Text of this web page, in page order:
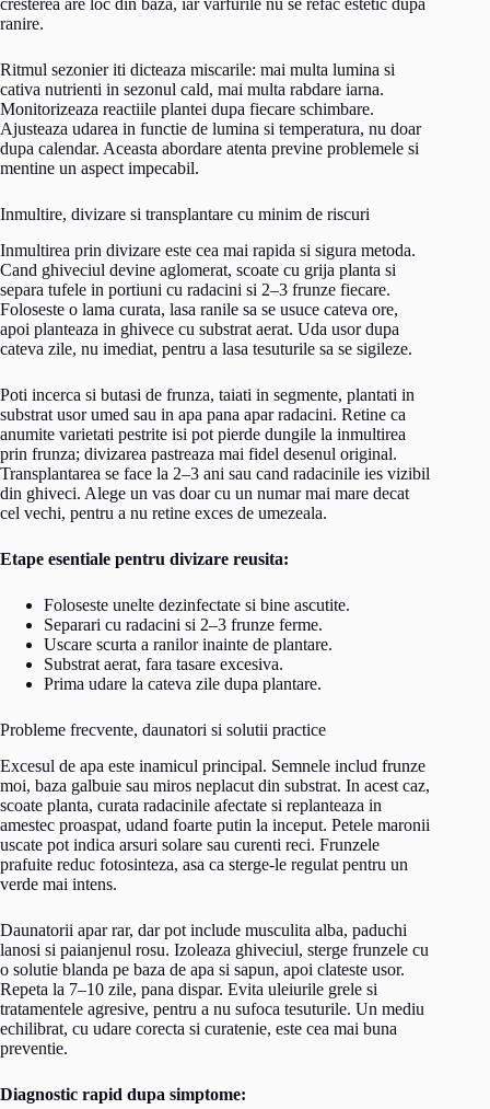
cresterea are loc din baza, iar varfurile nu se refac estetic dupa
ranire.
Ritmul sezonier iti dicteaza miscarile: mai multa lumina si
cativa nutrienti in sezonul cald, mai multa rabdare iarna.
Monitorizeaza reactiile plantei dupa fiecare schimbare.
Ajusteaza udarea in functie de lumina si temperatura, nu doar
dupa calendar. Aceasta abordare atenta previne problemele si
mentine un aspect impecabil.
Inmultire, divizare si transplantare cu minim de riscuri
Inmultirea prin divizare este cea mai rapida si sigura metoda.
Cand ghiveciul devine aglomerat, scoate cu grija planta si
separa tufele in portiuni cu radacini si 2–3 frunze fiecare.
Foloseste o lama curata, lasa ranile sa se usuce cateva ore,
apoi planteaza in ghivece cu substrat aerat. Uda usor dupa
cateva zile, nu imediat, pentru a lasa tesuturile sa se sigileze.
Poti incerca si butasi de frunza, taiati in segmente, plantati in
substrat usor umed sau in apa pana apar radacini. Retine ca
anumite varietati pestrite isi pot pierde dungile la inmultirea
prin frunza; divizarea pastreaza mai fidel desenul original.
Transplantarea se face la 2–3 ani sau cand radacinile ies vizibil
din ghiveci. Alege un vas doar cu un numar mai mare decat
cel vechi, pentru a nu retine exces de umezeala.
Etape esentiale pentru divizare reusita:
Foloseste unelte dezinfectate si bine ascutite.
Separari cu radacini si 2–3 frunze ferme.
Uscare scurta a ranilor inainte de plantare.
Substrat aerat, fara tasare excesiva.
Prima udare la cateva zile dupa plantare.
Probleme frecvente, daunatori si solutii practice
Excesul de apa este inamicul principal. Semnele includ frunze
moi, baza galbuie sau miros neplacut din substrat. In acest caz,
scoate planta, curata radacinile afectate si replanteaza in
amestec proaspat, udand foarte putin la inceput. Petele maronii
uscate pot indica arsuri solare sau curenti reci. Frunzele
prafuite reduc fotosinteza, asa ca sterge-le regulat pentru un
verde mai intens.
Daunatorii apar rar, dar pot include musculita alba, paduchi
lanosi si paianjenul rosu. Izoleaza ghiveciul, sterge frunzele cu
o solutie blanda pe baza de apa si sapun, apoi clateste usor.
Repeta la 7–10 zile, pana dispar. Evita uleiurile grele si
tratamentele agresive, pentru a nu sufoca tesuturile. Un mediu
echilibrat, cu udare corecta si curatenie, este cea mai buna
preventie.
Diagnostic rapid dupa simptome: